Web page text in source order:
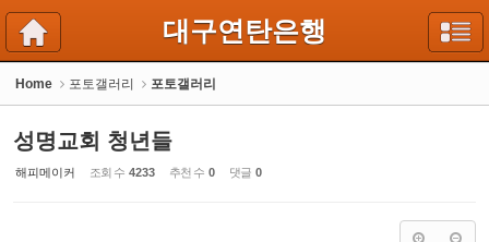
대구연탄은행
Home 포토갤러리 포토갤러리
성명교회 청년들
해피메이커 조회 수 4233 추천 수 0 댓글 0